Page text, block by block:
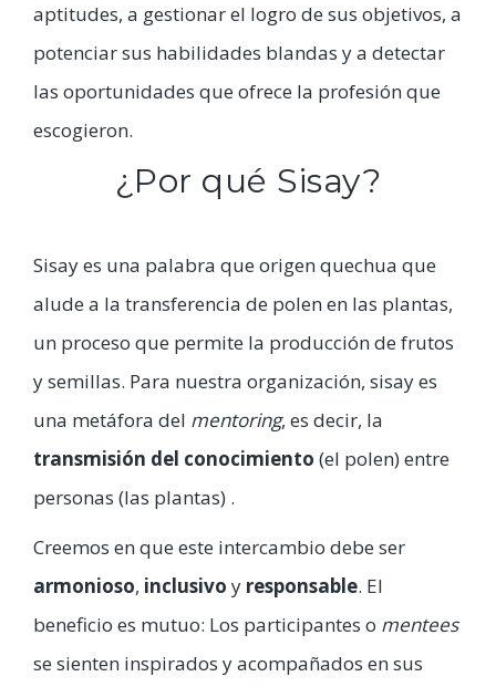
aptitudes, a gestionar el logro de sus objetivos, a
potenciar sus habilidades blandas y a detectar
las oportunidades que ofrece la profesión que
escogieron.
¿Por qué Sisay?
Sisay es una palabra que origen quechua que
alude a la transferencia de polen en las plantas,
un proceso que permite la producción de frutos
y semillas. Para nuestra organización, sisay es
una metáfora del mentoring, es decir, la
transmisión del conocimiento (el polen) entre
personas (las plantas) .
Creemos en que este intercambio debe ser
armonioso, inclusivo y responsable. El
beneficio es mutuo: Los participantes o mentees
se sienten inspirados y acompañados en sus